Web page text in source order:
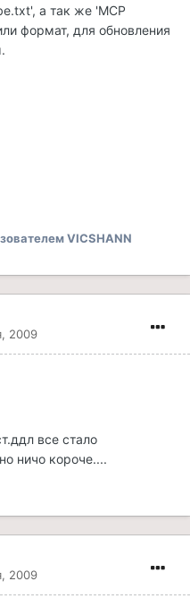
а так же 'MCP
формат, для обновления
VICSHANN
2009
все стало
ничо короче....
2009